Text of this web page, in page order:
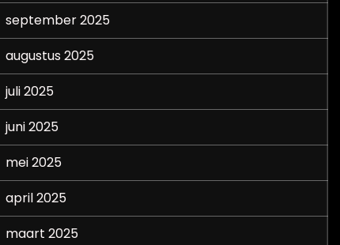
september 2025
augustus 2025
juli 2025
juni 2025
mei 2025
april 2025
maart 2025